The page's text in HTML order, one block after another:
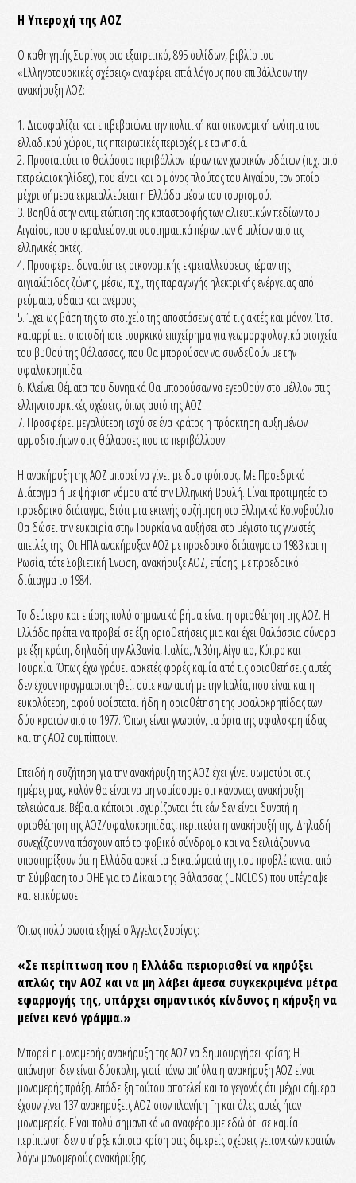
Η Υπεροχή της ΑΟΖ
Ο καθηγητής Συρίγος στο εξαιρετικό, 895 σελίδων, βιβλίο του
«Ελληνοτουρκικές σχέσεις» αναφέρει επτά λόγους που επιβάλλουν την
ανακήρυξη ΑΟΖ:
1. Διασφαλίζει και επιβεβαιώνει την πολιτική και οικονομική ενότητα του
ελλαδικού χώρου, τις ηπειρωτικές περιοχές με τα νησιά.
2. Προστατεύει το θαλάσσιο περιβάλλον πέραν των χωρικών υδάτων (π.χ. από
πετρελαιοκηλίδες), που είναι και ο μόνος πλούτος του Αιγαίου, τον οποίο
μέχρι σήμερα εκμεταλλεύεται η Ελλάδα μέσω του τουρισμού.
3. Βοηθά στην αντιμετώπιση της καταστροφής των αλιευτικών πεδίων του
Αιγαίου, που υπεραλιεύονται συστηματικά πέραν των 6 μιλίων από τις
ελληνικές ακτές.
4. Προσφέρει δυνατότητες οικονομικής εκμεταλλεύσεως πέραν της
αιγιαλίτιδας ζώνης, μέσω, π.χ., της παραγωγής ηλεκτρικής ενέργειας από
ρεύματα, ύδατα και ανέμους.
5. Έχει ως βάση της το στοιχείο της αποστάσεως από τις ακτές και μόνον. Έτσι
καταρρίπτει οποιοδήποτε τουρκικό επιχείρημα για γεωμορφολογικά στοιχεία
του βυθού της θάλασσας, που θα μπορούσαν να συνδεθούν με την
υφαλοκρηπίδα.
6. Κλείνει θέματα που δυνητικά θα μπορούσαν να εγερθούν στο μέλλον στις
ελληνοτουρκικές σχέσεις, όπως αυτό της ΑΟΖ.
7. Προσφέρει μεγαλύτερη ισχύ σε ένα κράτος η πρόσκτηση αυξημένων
αρμοδιοτήτων στις θάλασσες που το περιβάλλουν.
Η ανακήρυξη της ΑΟΖ μπορεί να γίνει με δυο τρόπους. Με Προεδρικό
Διάταγμα ή με ψήφιση νόμου από την Ελληνική Βουλή. Είναι προτιμητέο το
προεδρικό διάταγμα, διότι μια εκτενής συζήτηση στο Ελληνικό Κοινοβούλιο
θα δώσει την ευκαιρία στην Τουρκία να αυξήσει στο μέγιστο τις γνωστές
απειλές της. Οι ΗΠΑ ανακήρυξαν ΑΟΖ με προεδρικό διάταγμα το 1983 και η
Ρωσία, τότε Σοβιετική Ένωση, ανακήρυξε ΑΟΖ, επίσης, με προεδρικό
διάταγμα το 1984.
Το δεύτερο και επίσης πολύ σημαντικό βήμα είναι η οριοθέτηση της ΑΟΖ. Η
Ελλάδα πρέπει να προβεί σε έξη οριοθετήσεις μια και έχει θαλάσσια σύνορα
με έξη κράτη, δηλαδή την Αλβανία, Ιταλία, Λιβύη, Αίγυπτο, Κύπρο και
Τουρκία. Όπως έχω γράψει αρκετές φορές καμία από τις οριοθετήσεις αυτές
δεν έχουν πραγματοποιηθεί, ούτε καν αυτή με την Ιταλία, που είναι και η
ευκολότερη, αφού υφίσταται ήδη η οριοθέτηση της υφαλοκρηπίδας των
δύο κρατών από το 1977. Όπως είναι γνωστόν, τα όρια της υφαλοκρηπίδας
και της ΑΟΖ συμπίπτουν.
Επειδή η συζήτηση για την ανακήρυξη της ΑΟΖ έχει γίνει ψωμοτύρι στις
ημέρες μας, καλόν θα είναι να μη νομίσουμε ότι κάνοντας ανακήρυξη
τελειώσαμε. Βέβαια κάποιοι ισχυρίζονται ότι εάν δεν είναι δυνατή η
οριοθέτηση της ΑΟΖ/υφαλοκρηπίδας, περιττεύει η ανακήρυξή της. Δηλαδή
συνεχίζουν να πάσχουν από το φοβικό σύνδρομο και να δειλιάζουν να
υποστηρίξουν ότι η Ελλάδα ασκεί τα δικαιώματά της που προβλέπονται από
τη Σύμβαση του ΟΗΕ για το Δίκαιο της Θάλασσας (UNCLOS) που υπέγραψε
και επικύρωσε.
Όπως πολύ σωστά εξηγεί ο Άγγελος Συρίγος:
«Σε περίπτωση που η Ελλάδα περιορισθεί να κηρύξει
απλώς την ΑΟΖ και να μη λάβει άμεσα συγκεκριμένα μέτρα
εφαρμογής της, υπάρχει σημαντικός κίνδυνος η κήρυξη να
μείνει κενό γράμμα.»
Μπορεί η μονομερής ανακήρυξη της ΑΟΖ να δημιουργήσει κρίση; Η
απάντηση δεν είναι δύσκολη, γιατί πάνω απ’ όλα η ανακήρυξη ΑΟΖ είναι
μονομερής πράξη. Απόδειξη τούτου αποτελεί και το γεγονός ότι μέχρι σήμερα
έχουν γίνει 137 ανακηρύξεις ΑΟΖ στον πλανήτη Γη και όλες αυτές ήταν
μονομερείς. Είναι πολύ σημαντικό να αναφέρουμε εδώ ότι σε καμία
περίπτωση δεν υπήρξε κάποια κρίση στις διμερείς σχέσεις γειτονικών κρατών
λόγω μονομερούς ανακήρυξης.